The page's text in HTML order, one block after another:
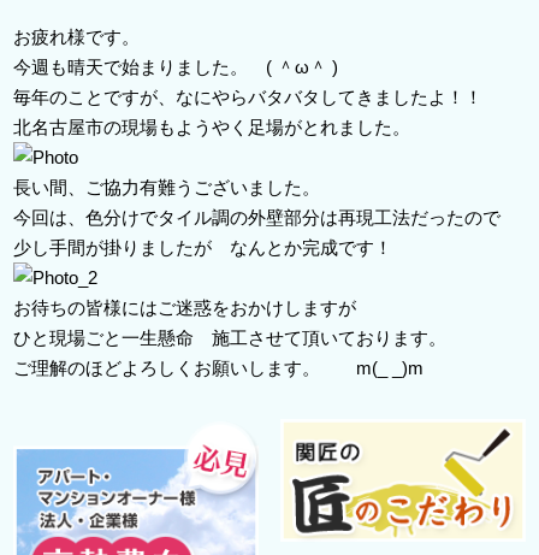
お疲れ様です。
今週も晴天で始まりました。 ( ＾ω＾ )
毎年のことですが、なにやらバタバタしてきましたよ！！
北名古屋市の現場もようやく足場がとれました。
長い間、ご協力有難うございました。
今回は、色分けでタイル調の外壁部分は再現工法だったので
少し手間が掛りましたが なんとか完成です！
お待ちの皆様にはご迷惑をおかけしますが
ひと現場ごと一生懸命 施工させて頂いております。
ご理解のほどよろしくお願いします。 m(_ _)m